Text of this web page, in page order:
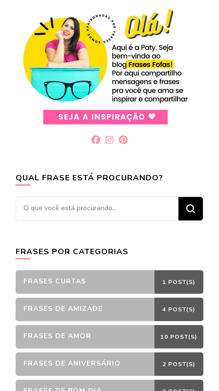
QUAL FRASE ESTÁ PROCURANDO?
Procurando
algo?
FRASES POR CATEGORIAS
FRASES CURTAS 1 POST(S)
FRASES DE AMIZADE 4 POST(S)
FRASES DE AMOR 10 POST(S)
FRASES DE ANIVERSÁRIO 2 POST(S)